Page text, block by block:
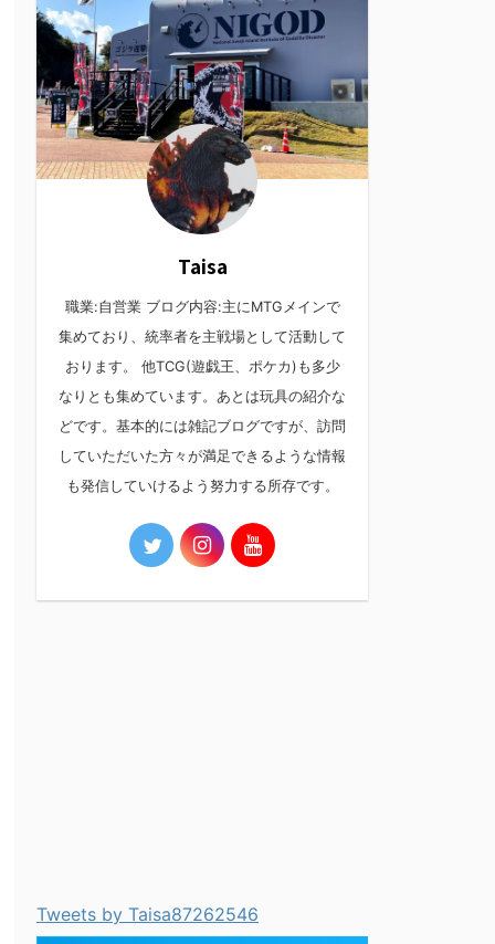
Taisa
職業:自営業 ブログ内容:主にMTGメインで
集めており、統率者を主戦場として活動して
おります。 他TCG(遊戯王、ポケカ)も多少
なりとも集めています。あとは玩具の紹介な
どです。基本的には雑記ブログですが、訪問
していただいた方々が満足できるような情報
も発信していけるよう努力する所存です。
Tweets by Taisa87262546